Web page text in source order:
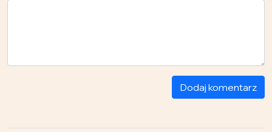
Dodaj komentarz